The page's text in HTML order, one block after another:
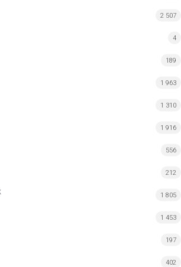
2 507
4
189
1 963
1 310
1 916
556
212
1 805
1 453
197
402